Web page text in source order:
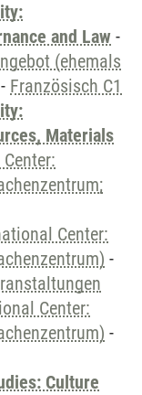
and Law -
(ehemals
- Französisch C1
Materials
Center:
-
Center:
-
Culture